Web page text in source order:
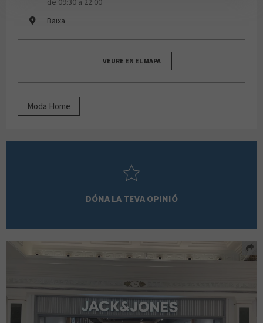
Baixa
VEURE EN EL MAPA
Moda Home
DÓNA LA TEVA OPINIÓ